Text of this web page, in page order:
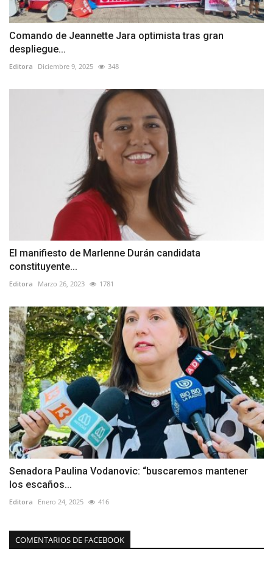
Comando de Jeannette Jara optimista tras gran
despliegue...
Editora Diciembre 9, 2025 348
El manifiesto de Marlenne Durán candidata
constituyente...
Editora Marzo 26, 2023 1781
Senadora Paulina Vodanovic: “buscaremos mantener
los escaños...
Editora Enero 24, 2025 416
COMENTARIOS DE FACEBOOK